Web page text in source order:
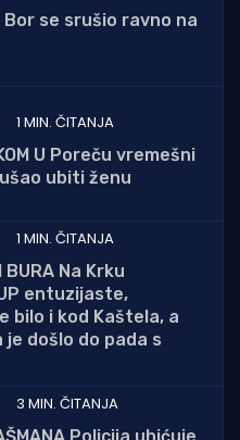
Bor se srušio ravno na
1 MIN. ČITANJA
U Poreču vremešni
ubiti ženu
1 MIN. ČITANJA
BURA Na Krku
entuzijaste,
bilo i kod Kaštela, a
je došlo do pada s
3 MIN. ČITANJA
Policija uhićuje